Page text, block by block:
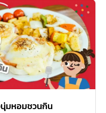
นุ่มหอมชวนกิน